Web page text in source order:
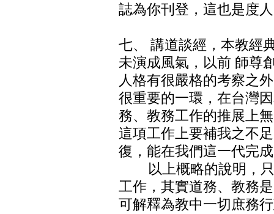
誌為你刊登，這也是度
七、 講道談經，本教經
未演成風氣，以前 師尊
人格有很嚴格的考察之
很重要的一環，在台灣
務、教務工作的推展上
這項工作上要補我之不
復，能在我們這一代完
以上概略的說明，只
工作，其實道務、教務
可解釋為教中一切庶務